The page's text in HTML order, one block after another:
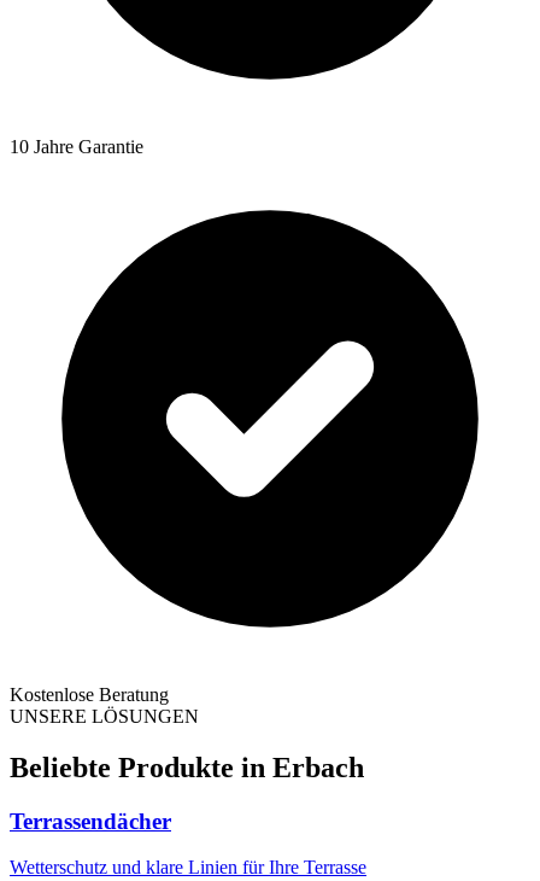
10 Jahre Garantie
Kostenlose Beratung
UNSERE LÖSUNGEN
Beliebte Produkte in Erbach
Terrassendächer
Wetterschutz und klare Linien für Ihre Terrasse